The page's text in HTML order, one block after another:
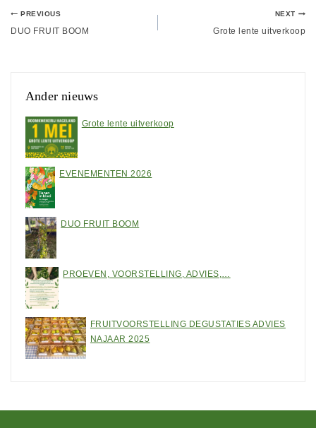
PREVIOUS
DUO FRUIT BOOM
NEXT
Grote lente uitverkoop
Ander nieuws
Grote lente uitverkoop
EVENEMENTEN 2026
DUO FRUIT BOOM
PROEVEN, VOORSTELLING, ADVIES,…
FRUITVOORSTELLING DEGUSTATIES ADVIES
NAJAAR 2025